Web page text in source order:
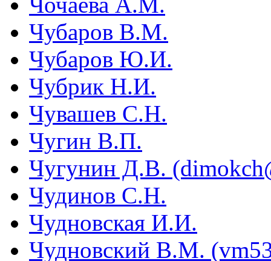
Чубаров В.М.
Чубаров Ю.И.
Чубрик Н.И.
Чувашев С.Н.
Чугин В.П.
Чугунин Д.В.
Чудинов С.Н.
Чудновская И.И.
Чудновский В.М.